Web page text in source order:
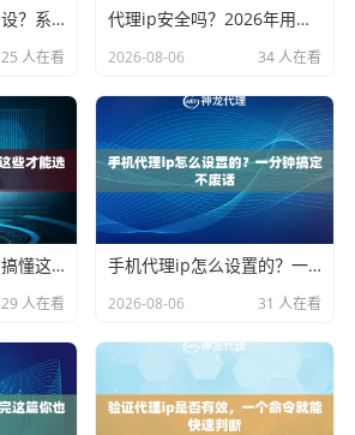
网络的代理和ip怎么设？系统设置手把手教会你
25 人在看
代理ip安全吗？2026年用之前先看看这篇心里有底
2026-08-06 34 人在看
代理ip有什么特点？搞懂这些才能选对不踩坑
29 人在看
手机代理ip怎么设置的？一分钟搞定不废话
2026-08-06 31 人在看